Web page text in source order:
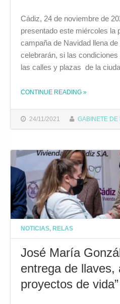
24/11/2021 GABINETE DE
Cádiz, 24 de noviembre de
presentado este miércoles la
campaña de Navidad llena
celebrarán, si las
las calles y plazas de la
CONTINUE READING THE "EL AYUNTAMIENTO PROGRAMA UNA CAMPAÑA DE NAVIDAD LLENA DE ACTIVIDADES REPARTIDAS POR TODA LA CIUDAD"
»
NOTICIAS, RELAS
José María
entrega de llaves,
proyectos de vida”